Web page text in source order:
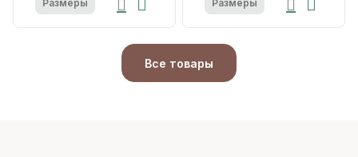
Размеры Размеры
Все товары